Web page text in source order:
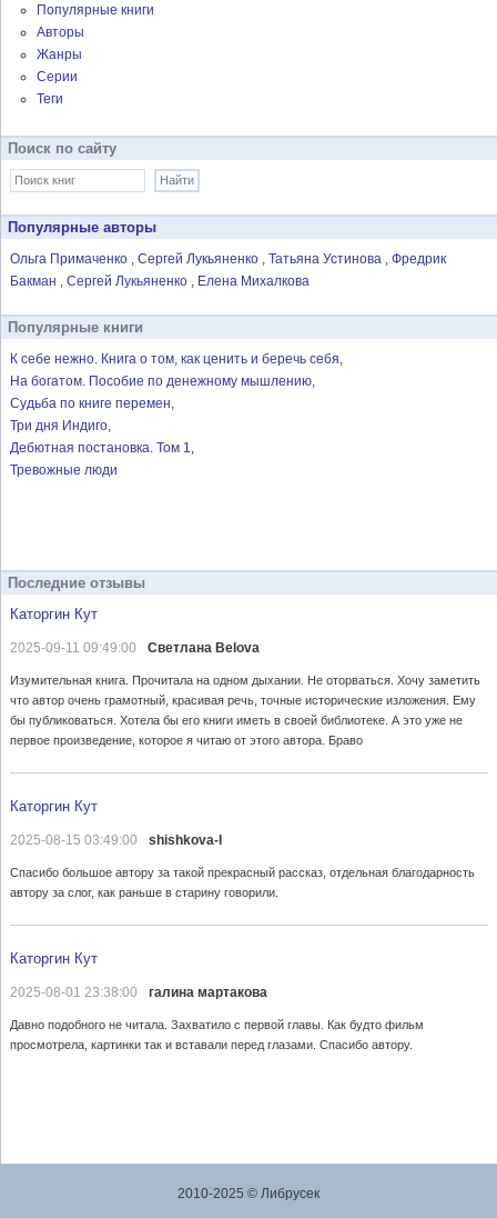
Популярные книги
Авторы
Жанры
Серии
Теги
Поиск по сайту
Популярные авторы
Ольга Примаченко Сергей Лукьяненко Татьяна Устинова
Фредрик
Бакман
Сергей Лукьяненко Елена Михалкова
Популярные книги
К себе нежно. Книга о том, как ценить и беречь себя
На богатом. Пособие по денежному мышлению
Судьба по книге перемен
Три дня Индиго
Дебютная постановка. Том 1
Тревожные люди
Последние отзывы
Каторгин Кут
2025-09-11 09:49:00 Светлана Belova
Изумительная книга. Прочитала на одном дыхании. Не оторваться. Хочу заметить
что автор очень грамотный, красивая речь, точные исторические изложения. Ему
бы публиковаться. Хотела бы его книги иметь в своей библиотеке. А это уже не
первое произведение, которое я читаю от этого автора. Браво
Каторгин Кут
2025-08-15 03:49:00 shishkova-l
Спасибо большое автору за такой прекрасный рассказ, отдельная благодарность
автору за слог, как раньше в старину говорили.
Каторгин Кут
2025-08-01 23:38:00 галина мартакова
Давно подобного не читала. Захватило с первой главы. Как будто фильм
просмотрела, картинки так и вставали перед глазами. Спасибо автору.
2010-2025 © Либрусек